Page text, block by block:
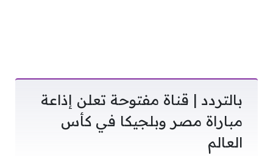
بالتردد | قناة مفتوحة تعلن إذاعة
مباراة مصر وبلجيكا في كأس
العالم